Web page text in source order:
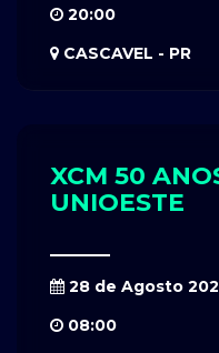
20:00
CASCAVEL - PR
XCM 50
UNIOESTE
28 de Agosto
08:00